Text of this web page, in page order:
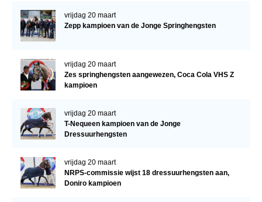
vrijdag 20 maart
Zepp kampioen van de Jonge Springhengsten
vrijdag 20 maart
Zes springhengsten aangewezen, Coca Cola VHS Z
kampioen
vrijdag 20 maart
T-Nequeen kampioen van de Jonge
Dressuurhengsten
vrijdag 20 maart
NRPS-commissie wijst 18 dressuurhengsten aan,
Doniro kampioen